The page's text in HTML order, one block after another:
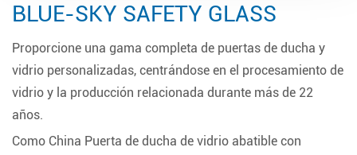
BLUE-SKY SAFETY GLASS
Proporcione una gama completa de puertas de ducha y
vidrio personalizadas, centrándose en el procesamiento de
vidrio y la producción relacionada durante más de 22
años.
Como China Puerta de ducha de vidrio abatible con